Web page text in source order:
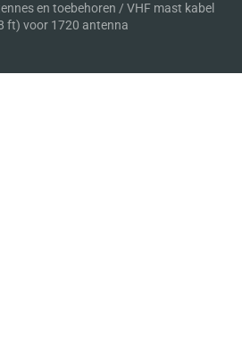
en toebehoren / VHF mast kabel
ft) voor 1720 antenna